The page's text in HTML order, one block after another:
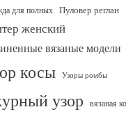
для полных Пуловер реглан
женский
вязаные модели
косы Узоры ромбы
узор вязаная